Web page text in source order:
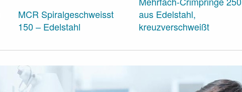
MCR Spiralgeschweisst
150 – Edelstahl
aus Edelstahl,
kreuzverschweißt